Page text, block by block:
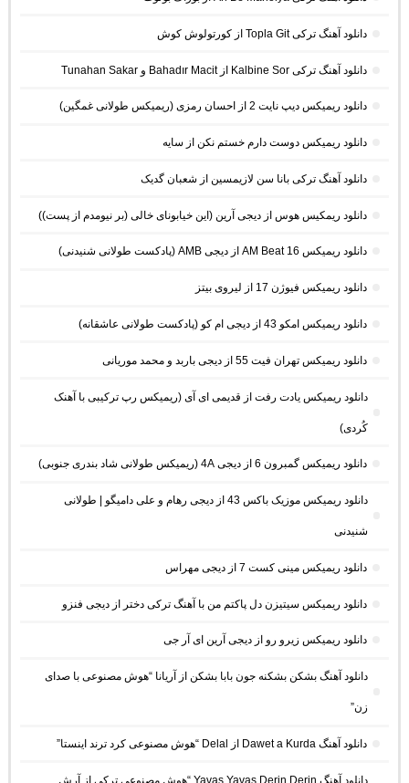
دانلود آهنگ ترکی Topla Git از کورتولوش کوش
دانلود آهنگ ترکی Kalbine Sor از Bahadır Macit و Tunahan Sakar
دانلود ریمیکس دیپ نایت 2 از احسان رمزی (ریمیکس طولانی غمگین)
دانلود ریمیکس دوست دارم خستم نکن از سایه
دانلود آهنگ ترکی بانا سن لازیمسین از شعبان گدیک
دانلود ریمکیس هوس از دیجی آرین (این خیابونای خالی (بر نیومدم از پست))
دانلود ریمیکس AM Beat 16 از دیجی AMB (پادکست طولانی شنیدنی)
دانلود ریمیکس فیوژن 17 از لیروی بیتز
دانلود ریمیکس امکو 43 از دیجی ام کو (پادکست طولانی عاشقانه)
دانلود ریمیکس تهران فیت 55 از دیجی باربد و محمد موریانی
دانلود ریمیکس یادت رفت از قدیمی ای آی (ریمیکس رپ ترکیبی با آهنک
کُردی)
دانلود ریمیکس گمبرون 6 از دیجی 4A (ریمیکس طولانی شاد بندری جنوبی)
دانلود ریمیکس موزیک باکس 43 از دیجی رهام و علی دامیگو | طولانی
شنیدنی
دانلود ریمیکس مینی کست 7 از دیجی مهراس
دانلود ریمیکس سیتیزن دل پاکتم من با آهنگ ترکی دختر از دیجی فنزو
دانلود ریمیکس زیرو رو از دیجی آرین ای آر جی
دانلود آهنگ بشکن بشکنه جون بابا بشکن از آریانا “هوش مصنوعی با صدای
زن”
دانلود آهنگ Dawet a Kurda از Delal “هوش مصنوعی کرد ترند اینستا”
دانلود آهنگ Yavaş Yavaş Derin Derin “هوش مصنوعی ترکی از آرش